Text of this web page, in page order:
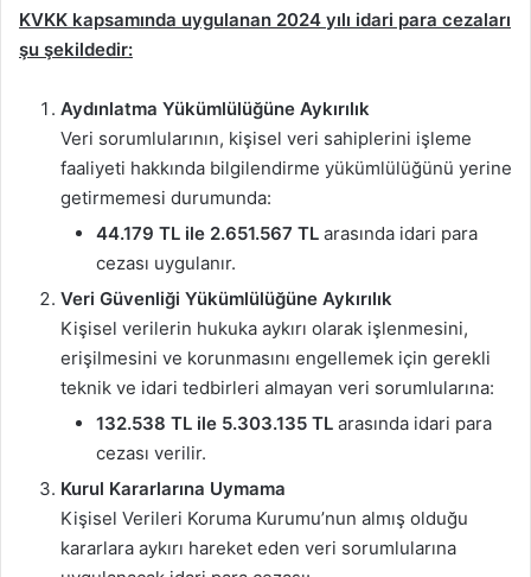
KVKK kapsamında uygulanan 2024 yılı idari para cezaları
şu şekildedir:
Aydınlatma Yükümlülüğüne Aykırılık
Veri sorumlularının, kişisel veri sahiplerini işleme
faaliyeti hakkında bilgilendirme yükümlülüğünü yerine
getirmemesi durumunda:
44.179 TL ile 2.651.567 TL arasında idari para
cezası uygulanır.
Veri Güvenliği Yükümlülüğüne Aykırılık
Kişisel verilerin hukuka aykırı olarak işlenmesini,
erişilmesini ve korunmasını engellemek için gerekli
teknik ve idari tedbirleri almayan veri sorumlularına:
132.538 TL ile 5.303.135 TL arasında idari para
cezası verilir.
Kurul Kararlarına Uymama
Kişisel Verileri Koruma Kurumu’nun almış olduğu
kararlara aykırı hareket eden veri sorumlularına